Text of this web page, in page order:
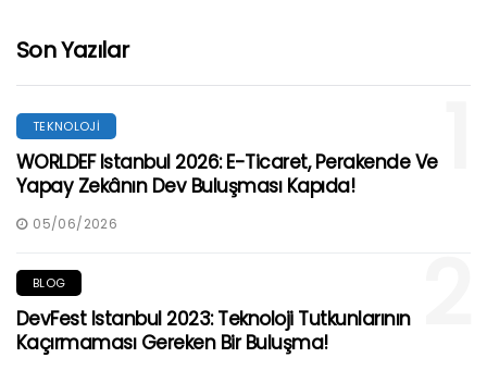
Son Yazılar
TEKNOLOJI
WORLDEF Istanbul 2026: E-Ticaret, Perakende Ve
Yapay Zekânın Dev Buluşması Kapıda!
05/06/2026
BLOG
DevFest Istanbul 2023: Teknoloji Tutkunlarının
Kaçırmaması Gereken Bir Buluşma!